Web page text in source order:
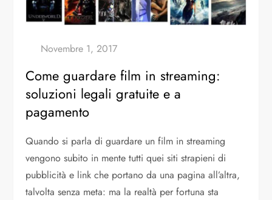
Come guardare film in streaming:
soluzioni legali gratuite e a
pagamento
Quando si parla di guardare un film in streaming
vengono subito in mente tutti quei siti strapieni di
pubblicità e link che portano da una pagina all’altra,
talvolta senza meta: ma la realtà per fortuna sta